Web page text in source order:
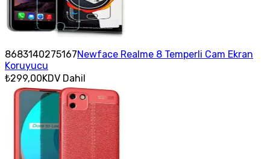
8683140275167Newface Realme 8 Temperli Cam Ekran
Koruyucu
₺299,00KDV Dahil